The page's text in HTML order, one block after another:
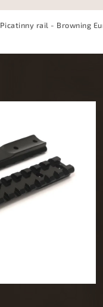
Picatinny rail - Browning